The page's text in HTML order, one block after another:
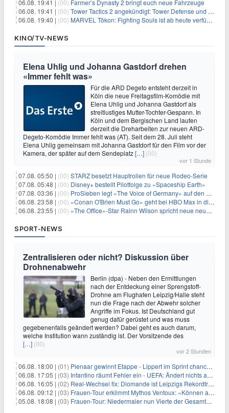
06.08. 19:41 | (00) Farmer’s Dynasty 2 bringt euch neue Fahrzeuge
06.08. 19:41 | (00) Tower Tactics 2 angekündigt: Tower Defense und Deckbuilding Kombo kehrt zurück
06.08. 19:40 | (00) MARVEL Tōkon: Fighting Souls ist ab heute verfügbar
KINO/TV-NEWS
Elena Uhlig und Johanna Gastdorf drehen
«Immer fehlt was»
Für die ARD Degeto entsteht derzeit in
Köln die neue Freitagsfilm-Komödie mit
Elena Uhlig und Johanna Gastdorf als
streitlustiges Mutter-Tochter-Gespann. In
Köln und dem Bergischen Land laufen
derzeit die Dreharbeiten zur neuen ARD-
Degeto-Komödie Immer fehlt was (AT). Seit dem 28. Juli steht
Elena Uhlig gemeinsam mit Johanna Gastdorf für den Film vor der
Kamera, der später auf dem Sendeplatz[…] (00)
vor 1 Stunde
07.08. 05:50 | (00) STARZ besetzt Hauptrollen für neue Rodeo-Serie
07.08. 05:48 | (00) Disney+ bestellt Pilotfolge zu «Spaceship Earth»
07.08. 03:36 | (00) ProSieben legt «The Voice of Germany» auf den Samstag
06.08. 23:58 | (00) «Conan O'Brien Must Go» geht bei HBO Max in die dritte Runde
06.08. 23:55 | (00) «The Office»-Star Rainn Wilson spricht neue neuseeländische Serie «Settling»
SPORT-NEWS
Zentralisieren oder nicht? Diskussion über
Drohnenabwehr
Berlin (dpa) - Neben den Ermittlungen
nach der Entdeckung einer Sprengstoff-
Drohne am Flughafen Leipzig/Halle steht
nun die Frage nach der Abwehr solcher
Angriffe im Fokus. Ist Deutschland gut
genug dafür gerüstet und was muss
gegebenenfalls geändert werden? Dabei geht es auch darum,
welche Institution wann zuständig ist. Der Vorsitzende des
[…] (00)
vor 2 Stunden
06.08. 18:00 | (01) Pienaar gewinnt Etappe - Lippert im Sprint chancenlos
06.08. 17:05 | (03) Infantino räumt Fehler ein - UEFA: Ändert nichts an Boykott
06.08. 16:05 | (02) Real-Wechsel fix: Diomande ist Leipzigs Rekordtransfer
06.08. 09:12 | (03) Frauen-Tour erklimmt Mythos Ventoux: «Können alles schaffen»
05.08. 18:08 | (03) Frauen-Tour: Niedermaier nun Vierte der Gesamtwertung